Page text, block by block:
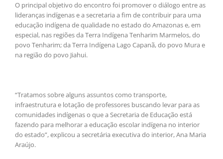
O principal objetivo do encontro foi promover o diálogo entre as
lideranças indígenas e a secretaria a fim de contribuir para uma
educação indígena de qualidade no estado do Amazonas e, em
especial, nas regiões da Terra Indígena Tenharim Marmelos, do
povo Tenharim; da Terra Indígena Lago Capanã, do povo Mura e
na região do povo Jiahui.
“Tratamos sobre alguns assuntos como transporte,
infraestrutura e lotação de professores buscando levar para as
comunidades indígenas o que a Secretaria de Educação está
fazendo para melhorar a educação escolar indígena no interior
do estado”, explicou a secretária executiva do interior, Ana Maria
Araújo.